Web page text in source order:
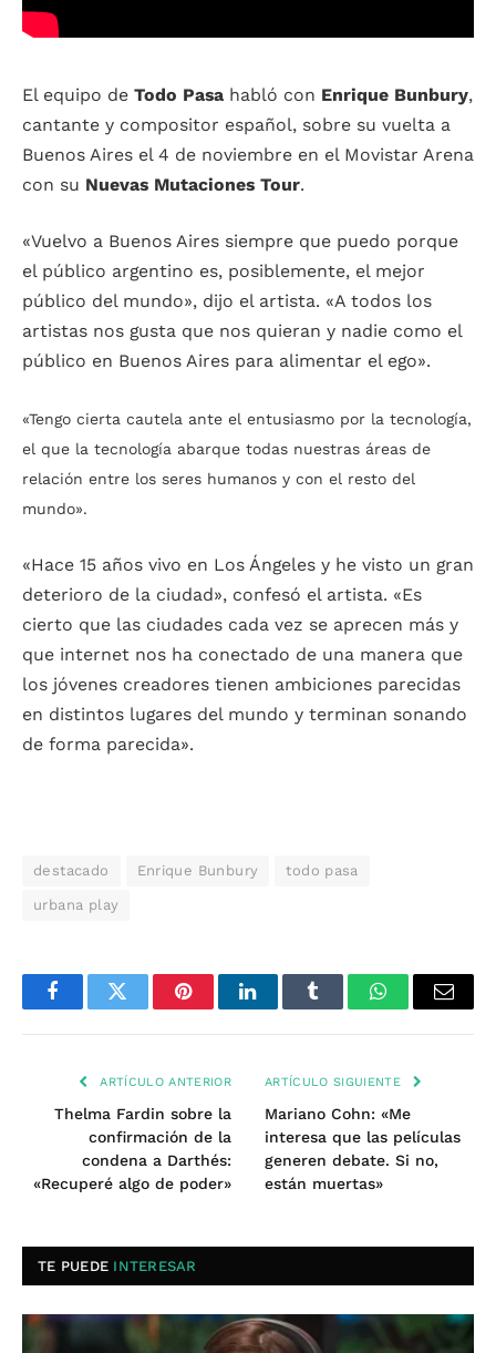
El equipo de Todo Pasa habló con Enrique Bunbury,
cantante y compositor español, sobre su vuelta a
Buenos Aires el 4 de noviembre en el Movistar Arena
con su Nuevas Mutaciones Tour.
«Vuelvo a Buenos Aires siempre que puedo porque
el público argentino es, posiblemente, el mejor
público del mundo», dijo el artista. «A todos los
artistas nos gusta que nos quieran y nadie como el
público en Buenos Aires para alimentar el ego».
«Tengo cierta cautela ante el entusiasmo por la tecnología,
el que la tecnología abarque todas nuestras áreas de
relación entre los seres humanos y con el resto del
mundo».
«Hace 15 años vivo en Los Ángeles y he visto un gran
deterioro de la ciudad», confesó el artista. «Es
cierto que las ciudades cada vez se aprecen más y
que internet nos ha conectado de una manera que
los jóvenes creadores tienen ambiciones parecidas
en distintos lugares del mundo y terminan sonando
de forma parecida».
destacado Enrique Bunbury todo pasa
urbana play
FacebookTwitter PinterestLinkedInTumblr WhatsAppEmail
ARTÍCULO ANTERIOR
Thelma Fardin sobre la
confirmación de la
condena a Darthés:
«Recuperé algo de poder»
ARTÍCULO SIGUIENTE
Mariano Cohn: «Me
interesa que las películas
generen debate. Si no,
están muertas»
TE PUEDE INTERESAR